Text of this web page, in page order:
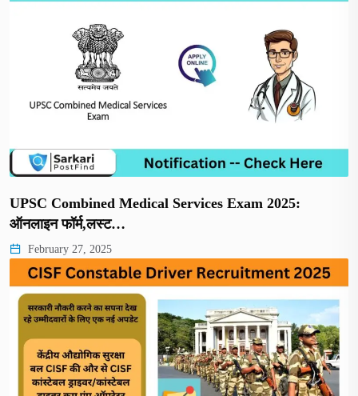
UPSC Combined Medical Services Exam 2025:
ऑनलाइन फॉर्म,लस्ट…
February 27, 2025